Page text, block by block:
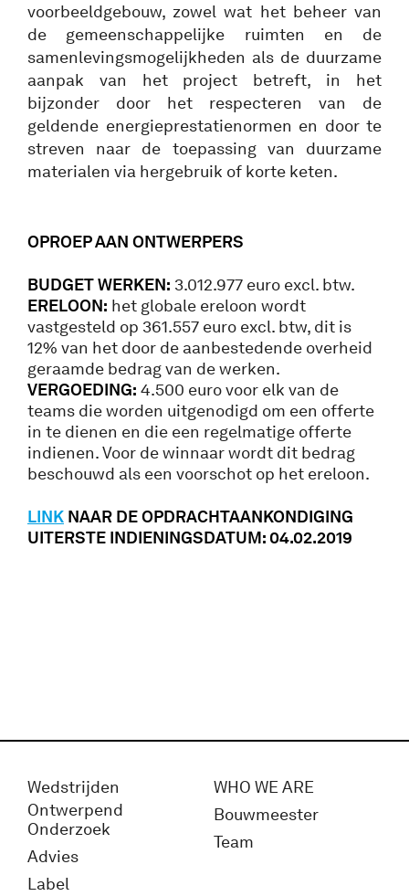
voorbeeldgebouw, zowel wat het beheer van
de gemeenschappelijke ruimten en de
samenlevingsmogelijkheden als de duurzame
aanpak van het project betreft, in het
bijzonder door het respecteren van de
geldende energieprestatienormen en door te
streven naar de toepassing van duurzame
materialen via hergebruik of korte keten.
OPROEP AAN ONTWERPERS
BUDGET WERKEN: 3.012.977 euro excl. btw.
ERELOON: het globale ereloon wordt
vastgesteld op 361.557 euro excl. btw, dit is
12% van het door de aanbestedende overheid
geraamde bedrag van de werken.
VERGOEDING: 4.500 euro voor elk van de
teams die worden uitgenodigd om een offerte
in te dienen en die een regelmatige offerte
indienen. Voor de winnaar wordt dit bedrag
beschouwd als een voorschot op het ereloon.
LINK NAAR DE OPDRACHTAANKONDIGING
UITERSTE INDIENINGSDATUM: 04.02.2019
Wedstrijden
Ontwerpend
Onderzoek
Advies
Label
WHO WE ARE
Bouwmeester
Team